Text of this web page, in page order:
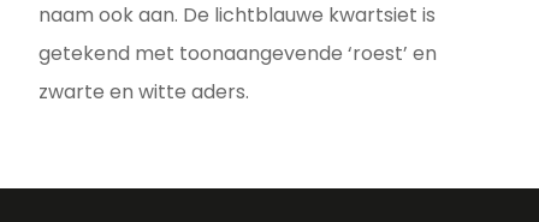
naam ook aan. De lichtblauwe kwartsiet is
getekend met toonaangevende ‘roest’ en
zwarte en witte aders.